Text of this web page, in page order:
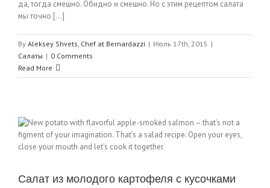
да, тогда смешно. Обидно и смешно. Но с этим рецептом салата
мы точно [...]
By Aleksey Shvets, Chef at Bernardazzi | Июль 17th, 2015 |
Салаты | 0 Comments
Read More
Салат из молодого картофеля с кусочками